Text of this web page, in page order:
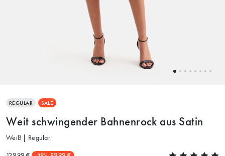
REGULAR SALE
Weit schwingender Bahnenrock aus Satin
Weiß | Regular